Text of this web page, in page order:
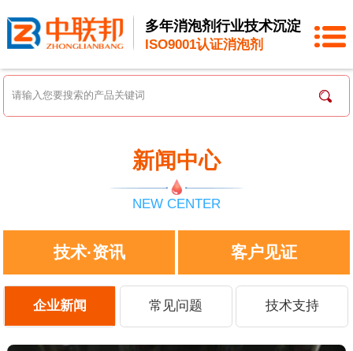
多年消泡剂行业技术沉淀
ISO9001认证消泡剂
新闻中心
NEW CENTER
技术·资讯
企业新闻 常见问题 技术支持
客户见证